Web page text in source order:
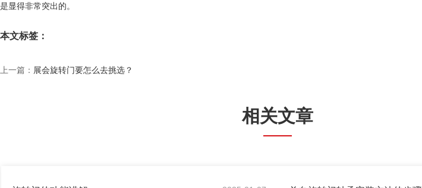
是显得非常突出的。
本文标签：
上一篇： 展会旋转门要怎么去挑选？
相关文章